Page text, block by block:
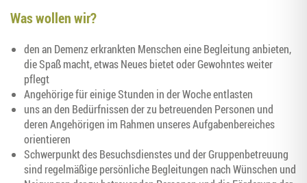
Was wol­len wir?
den an Demenz erkrank­ten Men­schen eine Beglei­tung anbie­ten,
die Spaß macht, etwas Neu­es bie­tet oder Gewohn­tes wei­ter
pflegt
Ange­hö­ri­ge für eini­ge Stun­den in der Woche entlasten
uns an den Bedürf­nis­sen der zu betreu­en­den Per­so­nen und
deren Ange­hö­ri­gen im Rah­men unse­res Auf­ga­ben­be­rei­ches
orientieren
Schwer­punkt des Besuchs­diens­tes und der Grup­pen­be­treu­ung
sind regel­mä­ßi­ge per­sön­li­che Beglei­tun­gen nach Wün­schen und